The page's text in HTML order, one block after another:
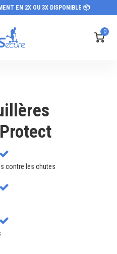
EN 2X OU 3X DISPONIBLE 📦
0
contre les chutes